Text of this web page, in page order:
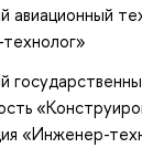
авиационный
«Инженер-